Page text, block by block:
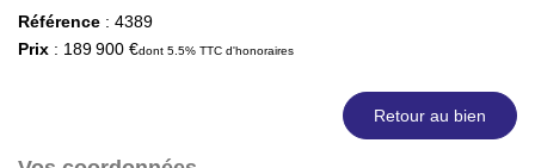
Référence : 4389
Prix : 189 900 €dont 5.5% TTC d'honoraires
Retour au bien